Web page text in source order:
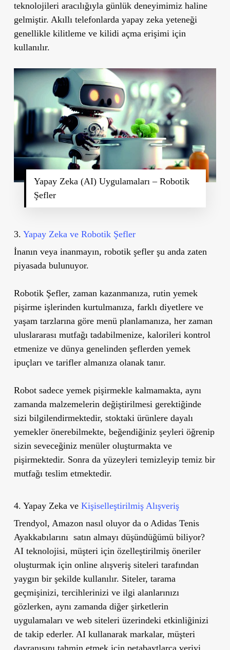
teknolojileri aracılığıyla günlük deneyimimiz haline
gelmiştir. Akıllı telefonlarda yapay zeka yeteneği
genellikle kilitleme ve kilidi açma erişimi için
kullanılır.
Yapay Zeka (AI) Uygulamaları – Robotik
Şefler
3. Yapay Zeka ve Robotik Şefler
İnanın veya inanmayın, robotik şefler şu anda zaten
piyasada bulunuyor.
Robotik Şefler, zaman kazanmanıza, rutin yemek
pişirme işlerinden kurtulmanıza, farklı diyetlere ve
yaşam tarzlarına göre menü planlamanıza, her zaman
uluslararası mutfağı tadabilmenize, kalorileri kontrol
etmenize ve dünya genelinden şeflerden yemek
ipuçları ve tarifler almanıza olanak tanır.
Robot sadece yemek pişirmekle kalmamakta, aynı
zamanda malzemelerin değiştirilmesi gerektiğinde
sizi bilgilendirmektedir, stoktaki ürünlere dayalı
yemekler önerebilmekte, beğendiğiniz şeyleri öğrenip
sizin seveceğiniz menüler oluşturmakta ve
pişirmektedir. Sonra da yüzeyleri temizleyip temiz bir
mutfağı teslim etmektedir.
4. Yapay Zeka veKişiselleştirilmiş Alışveriş
Trendyol, Amazon nasıl oluyor da o Adidas Tenis
Ayakkabılarını satın almayı düşündüğümü biliyor?
AI teknolojisi, müşteri için özelleştirilmiş öneriler
oluşturmak için online alışveriş siteleri tarafından
yaygın bir şekilde kullanılır. Siteler, tarama
geçmişinizi, tercihlerinizi ve ilgi alanlarınızı
gözlerken, aynı zamanda diğer şirketlerin
uygulamaları ve web siteleri üzerindeki etkinliğinizi
de takip ederler. AI kullanarak markalar, müşteri